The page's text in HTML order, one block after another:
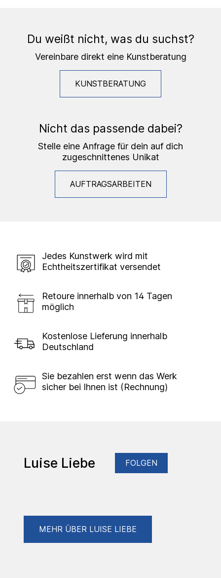
Du weißt nicht, was du suchst?
Vereinbare direkt eine Kunstberatung
KUNSTBERATUNG
Nicht das passende dabei?
Stelle eine Anfrage für dein auf dich
zugeschnittenes Unikat
AUFTRAGSARBEITEN
Jedes Kunstwerk wird mit
Echtheitszertifikat versendet
Retoure innerhalb von 14 Tagen
möglich
Kostenlose Lieferung innerhalb
Deutschland
Sie bezahlen erst wenn das Werk
sicher bei Ihnen ist (Rechnung)
Luise Liebe FOLGEN
MEHR ÜBER LUISE LIEBE